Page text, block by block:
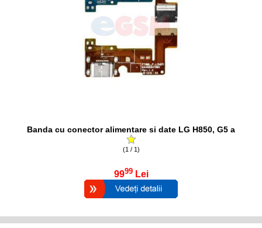
Banda cu conector alimentare si date LG H850, G5 a
(1 / 1)
9999 Lei